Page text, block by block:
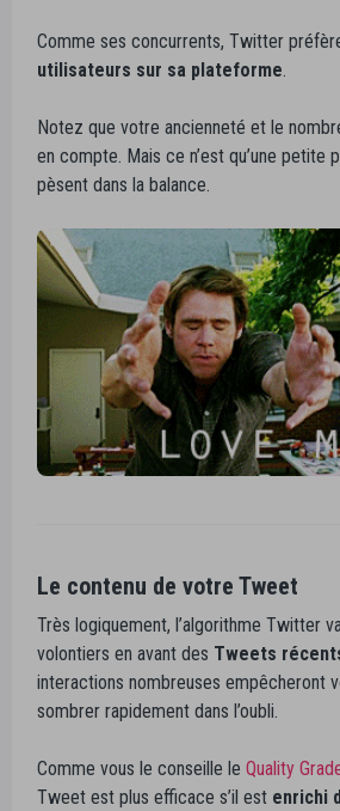
Comme ses concurrents, Twitter
utilisateurs sur sa plateforme.
Notez que votre ancienneté et le
en compte. Mais ce n’est qu’une petite
pèsent dans la balance.
Le contenu de votre Tweet
Très logiquement, l’algorithme Twitter
volontiers en avant des Tweets
interactions nombreuses empêcheront
sombrer rapidement dans l’oubli.
Comme vous le conseille le Quality
Tweet est plus efficace s’il est enrichi